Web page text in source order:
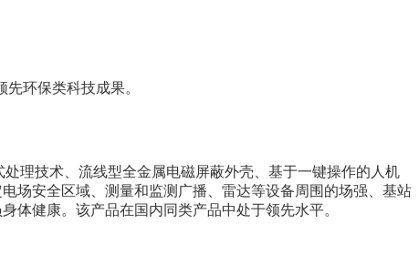
环保类科技成果。
理技术、流线型全金属电磁屏蔽外壳、基于一键操作的人机
场安全区域、测量和监测广播、雷达等设备周围的场强、基站
体健康。该产品在国内同类产品中处于领先水平。